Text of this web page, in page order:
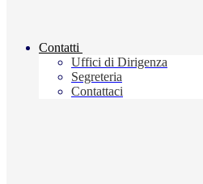
Contatti
Uffici di Dirigenza
Segreteria
Contattaci